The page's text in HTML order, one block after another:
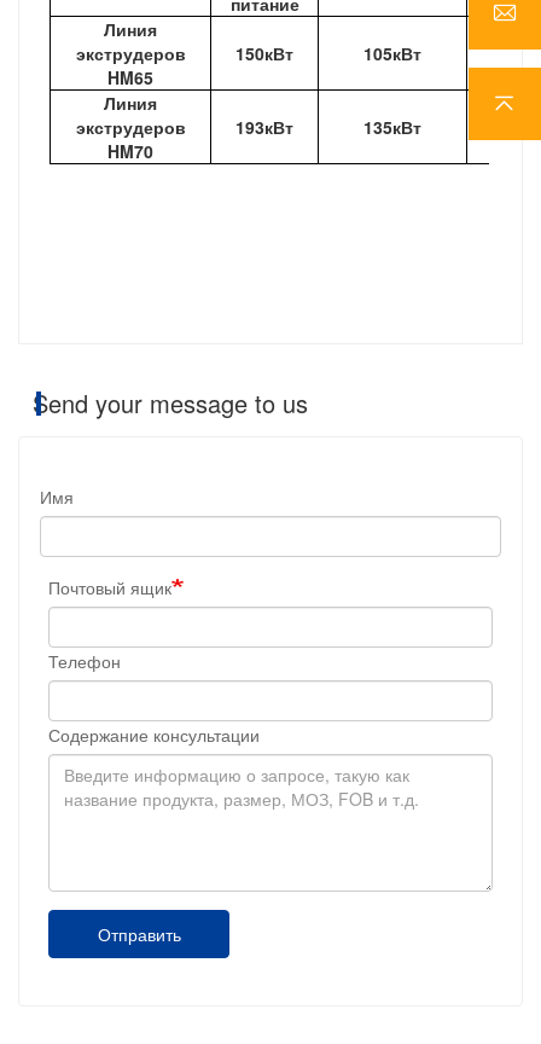
Линия
экструдеров
HM65
150кВт 105кВт 120-
Линия
экструдеров
HM70
193кВт 135кВт
Send your message to us
Имя
Почтовый ящик
Телефон
Содержание консультации
Отправить